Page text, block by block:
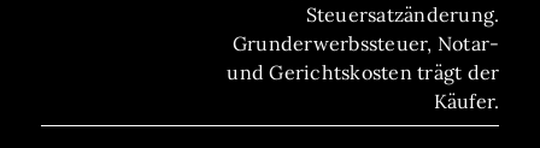
Steuersatzänderung.
Grunderwerbssteuer, Notar-
und Gerichtskosten trägt der
Käufer.